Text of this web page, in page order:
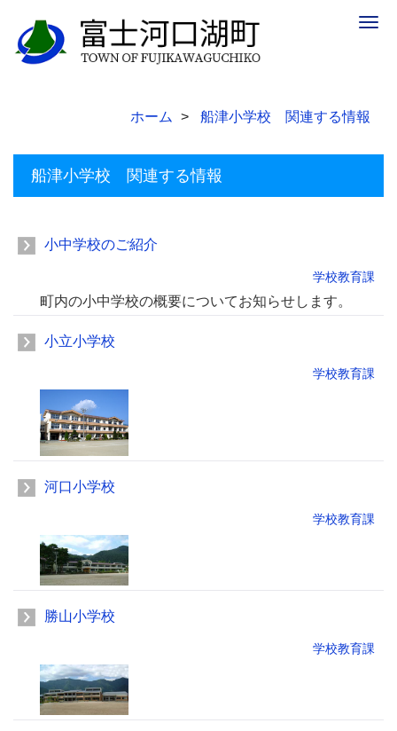
ホーム 船津小学校 関連する情報
船津小学校 関連する情報
小中学校のご紹介
学校教育課
町内の小中学校の概要についてお知らせします。
小立小学校
学校教育課
河口小学校
学校教育課
勝山小学校
学校教育課